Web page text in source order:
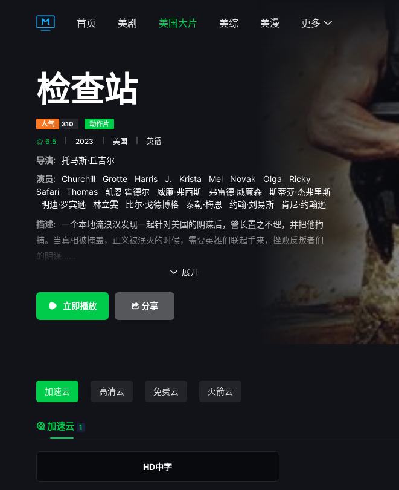
首页 美剧 美国大片 美综 美漫 更多 
检查站
人气 310 动作片
6.5 2023 美国 英语
导演:
托马斯·丘吉尔
演员:
Churchill Grotte Harris J. Krista Mel Novak Olga
Ricky
Safari
Thomas 凯恩·霍德尔 威廉·弗西斯 弗雷德·威廉森
斯蒂芬·杰弗里斯
明迪·罗宾逊
林立雯 比尔·戈德博格 泰勒·梅恩 约翰·刘易斯
肯尼·约翰逊
描述:
一个本地流浪汉发现一起针对美国的阴谋后，警长置之不理，并把他拘
捕。当真相被掩盖，正义被泯灭的时候，需要英雄们联起手来，挫败反叛者们
的阴谋……
 展开
立即播放 分享
加速云 高清云 免费云 火箭云
加速云 1
HD中字